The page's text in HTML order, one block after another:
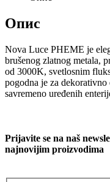
Опис
Nova Luce PHEME je
brušenog zlatnog metala,
od 3000K, svetlosnim
pogodna je za
savremeno uređenih
Prijavite se na naš
najnovijim proizvodima